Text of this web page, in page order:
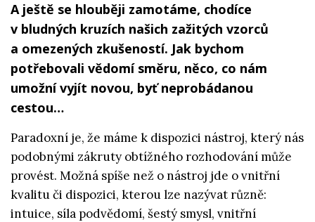
A ještě se hlouběji zamotáme, chodíce
v bludných kruzích našich zažitých vzorců
a omezených zkušeností. Jak bychom
potřebovali vědomí směru, něco, co nám
umožní vyjít novou, byť neprobádanou
cestou…
Paradoxní je, že máme k dispozici nástroj, který nás
podobnými zákruty obtížného rozhodování může
provést. Možná spíše než o nástroj jde o vnitřní
kvalitu či dispozici, kterou lze nazývat různě:
intuice, síla podvědomí, šestý smysl, vnitřní